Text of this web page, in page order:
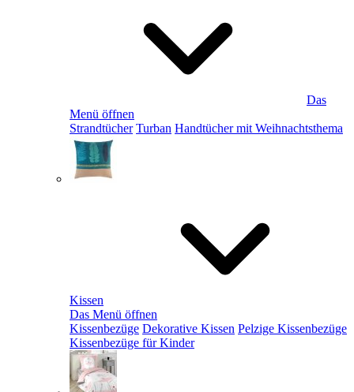
Das
Menü öffnen
Strandtücher Turban Handtücher mit Weihnachtsthema
Kissen
Das Menü öffnen
Kissenbezüge Dekorative Kissen Pelzige Kissenbezüge
Kissenbezüge für Kinder